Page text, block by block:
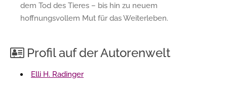
dem Tod des Tieres – bis hin zu neuem
hoffnungsvollem Mut für das Weiterleben.
Profil auf der Autorenwelt
Elli H. Radinger